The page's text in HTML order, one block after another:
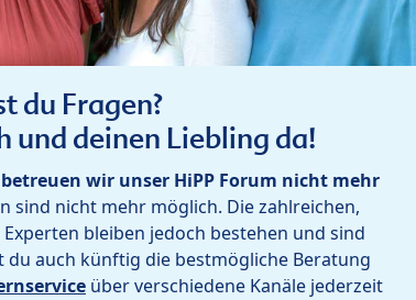
du Fragen?
und deinen Liebling da!
wir unser HiPP Forum nicht mehr
sind nicht mehr möglich. Die zahlreichen,
bleiben jedoch bestehen und sind
auch künftig die bestmögliche Beratung
über verschiedene Kanäle jederzeit